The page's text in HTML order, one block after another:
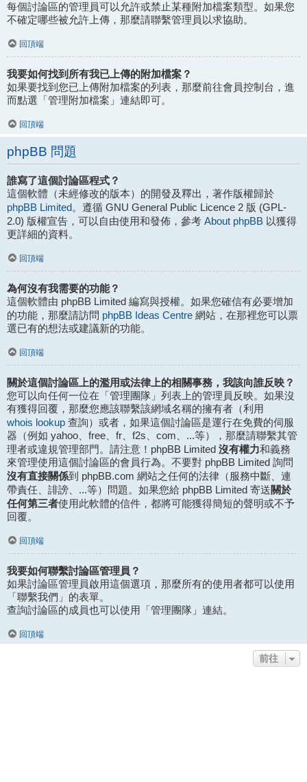
每個討論區的管理員可以允許或禁止某種附加檔案類型。如果您
不確定哪些被允許上傳，那麼請聯繫管理員以求協助。
回頂端
我要如何找到所有我已上傳的附加檔案？
如果要找到您已上傳附加檔案的列表，那麼前往會員控制台，進
而點選「管理附加檔案」連結即可。
回頂端
phpBB 問題
誰寫了這個討論區程式？
這個軟體（未經修改的版本）的開發及釋出，著作版權歸於
phpBB Limited。遵循 GNU General Public Licence 2 版 (GPL-
2.0) 版權宣告，可以自由使用和發佈，參考 About phpBB 以獲得
更詳細的資料。
回頂端
為何沒有我需要的功能？
這個軟體由 phpBB Limited 編寫與授權。如果您確信有必要增加
的功能，那麼請訪問 phpBB Ideas Centre 網站，在那裡您可以票
選已有的想法或建議新的功能。
回頂端
關於這個討論區上的濫用或法律上的相關事務，我該向誰反映？
您可以向任何一位在「管理團隊」列表上的管理員反映。如果沒
有獲得回覆，那麼您應該聯繫該網域名稱的擁有者（利用
whois lookup 查詢）或者，如果這個討論區是運行在免費的伺服
器（例如 yahoo、free、fr、f2s、com、...等），那麼請聯繫其管
理者或違規管理部門。請注意！phpBB Limited 沒有權力和義務
來管理使用這個討論區的會員行為。不要對 phpBB Limited 詢問
沒有直接關係到 phpBB.com 網站之任何的法律（服務中斷、連
帶責任、誹謗、...等）問題。如果您給 phpBB Limited 寄送關於
任何第三者使用此軟體的信件，都將可能獲得簡短的聲明或不予
回覆。
回頂端
我要如何聯繫討論區管理員？
如果討論區管理員啟用這個選項，那麼所有的使用者都可以使用
「聯繫我們」的表單。
查詢討論區的成員也可以使用「管理團隊」連結。
回頂端
前往